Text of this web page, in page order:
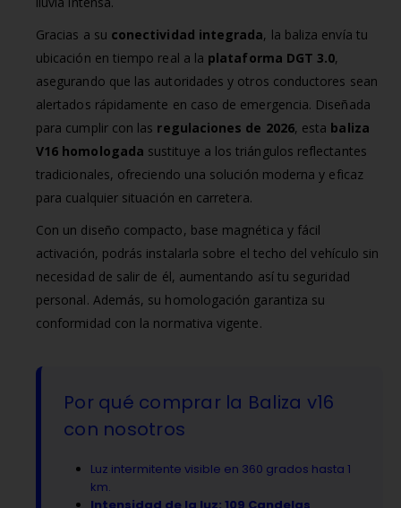
Gracias a su conectividad integrada, la baliza envía tu
ubicación en tiempo real a la plataforma DGT 3.0,
asegurando que las autoridades y otros conductores sean
alertados rápidamente en caso de emergencia. Diseñada
para cumplir con las regulaciones de 2026, esta baliza
V16 homologada sustituye a los triángulos reflectantes
tradicionales, ofreciendo una solución moderna y eficaz
para cualquier situación en carretera.
Con un diseño compacto, base magnética y fácil
activación, podrás instalarla sobre el techo del vehículo sin
necesidad de salir de él, aumentando así tu seguridad
personal. Además, su homologación garantiza su
conformidad con la normativa vigente.
Por qué comprar la Baliza v16
con nosotros
Luz intermitente visible en 360 grados hasta 1
km.
Intensidad de la luz: 109 Candelas